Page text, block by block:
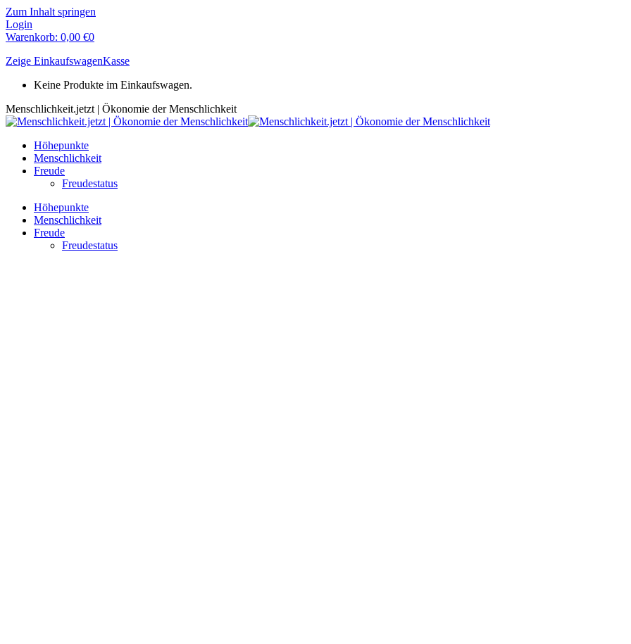
Zum Inhalt springen
Login
Warenkorb: 0,00 €0
Zeige EinkaufswagenKasse
Keine Produkte im Einkaufswagen.
Menschlichkeit.jetzt | Ökonomie der Menschlichkeit
Höhepunkte
Menschlichkeit
Freude
Freudestatus
Höhepunkte
Menschlichkeit
Freude
Freudestatus